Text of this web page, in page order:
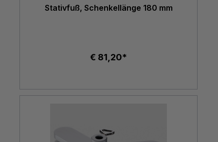
Stativfuß, Schenkellänge 180 mm
€ 81,20*